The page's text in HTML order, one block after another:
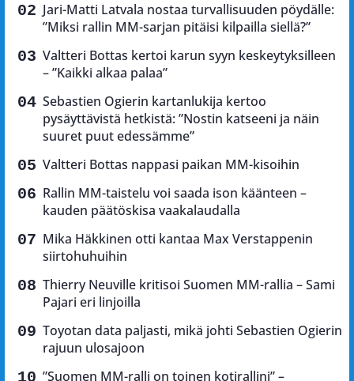
Jari-Matti Latvala nostaa turvallisuuden pöydälle:
”Miksi rallin MM-sarjan pitäisi kilpailla siellä?”
Valtteri Bottas kertoi karun syyn keskeytyksilleen
– ”Kaikki alkaa palaa”
Sebastien Ogierin kartanlukija kertoo
pysäyttävistä hetkistä: ”Nostin katseeni ja näin
suuret puut edessämme”
Valtteri Bottas nappasi paikan MM-kisoihin
Rallin MM-taistelu voi saada ison käänteen –
kauden päätöskisa vaakalaudalla
Mika Häkkinen otti kantaa Max Verstappenin
siirtohuhuihin
Thierry Neuville kritisoi Suomen MM-rallia – Sami
Pajari eri linjoilla
Toyotan data paljasti, mikä johti Sebastien Ogierin
rajuun ulosajoon
”Suomen MM-ralli on toinen kotirallini” –